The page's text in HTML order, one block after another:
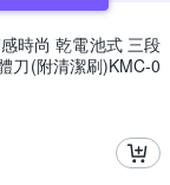
時尚 乾電池式 三段
刀(附清潔刷)KMC-0